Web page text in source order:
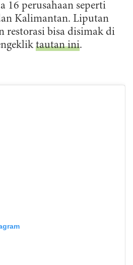
16 perusahaan seperti
Kalimantan. Liputan
restorasi bisa disimak di
tautan ini.